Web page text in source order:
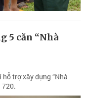
5 căn “Nhà
trợ xây dựng “Nhà
720.